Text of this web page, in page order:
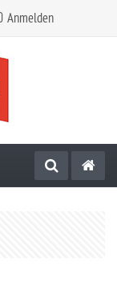
Anmelden